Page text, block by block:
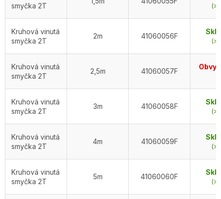
smyčka 2T
Kruhová vinutá
smyčka 2T
2m 41060056F
Kruhová vinutá
smyčka 2T
2,5m 41060057F
Kruhová vinutá
smyčka 2T
3m 41060058F
Kruhová vinutá
smyčka 2T
4m 41060059F
Kruhová vinutá
smyčka 2T
5m 41060060F